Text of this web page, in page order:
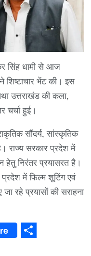
सिंह धामी से आज
शिष्टाचार भेंट की। इस
उत्तराखंड की कला,
हुई।
सौंदर्य, सांस्कृतिक
राज्य सरकार प्रदेश में
हेतु निरंतर प्रयासरत है।
प्रदेश में फिल्म शूटिंग एवं
रहे प्रयासों की सराहना